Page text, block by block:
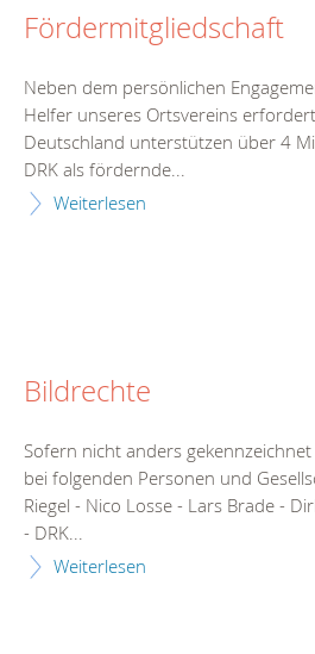
Fördermitgliedschaft
Neben dem persönlichen
Helfer unseres Ortsvereins
Deutschland unterstützen über 4
DRK als fördernde...
Weiterlesen
Bildrechte
Sofern nicht anders
bei folgenden Personen und
Riegel - Nico Losse - Lars Brade -
- DRK...
Weiterlesen